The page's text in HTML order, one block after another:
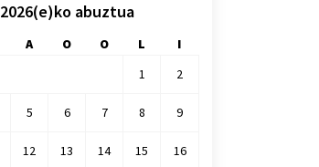
2026(e)ko abuztua
A O O L
I
1
2
5 6 7 8 9
12 13 14 15 16